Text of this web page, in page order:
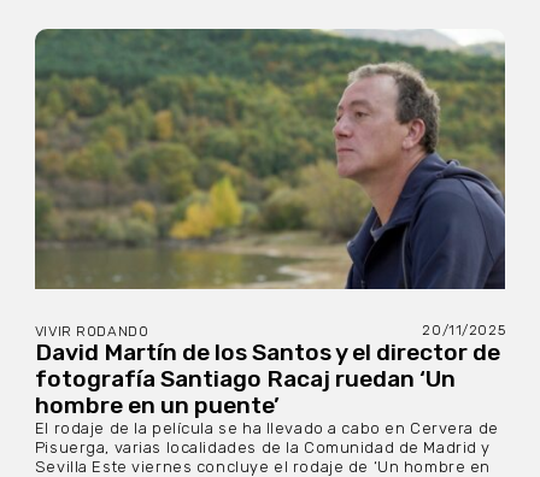
VIVIR RODANDO 20/11/2025
David Martín de los Santos y el director de
fotografía Santiago Racaj ruedan ‘Un
hombre en un puente’
El rodaje de la película se ha llevado a cabo en Cervera de
Pisuerga, varias localidades de la Comunidad de Madrid y
Sevilla Este viernes concluye el rodaje de ‘Un hombre en